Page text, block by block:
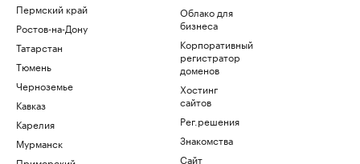
Пермский край
Ростов-на-Дону
Татарстан
Тюмень
Черноземье
Кавказ
Карелия
Мурманск
Облако для
бизнеса
Корпоративный
регистратор
доменов
Хостинг
сайтов
Рег.решения
Знакомства
Сайт